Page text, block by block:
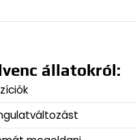
állatokról: